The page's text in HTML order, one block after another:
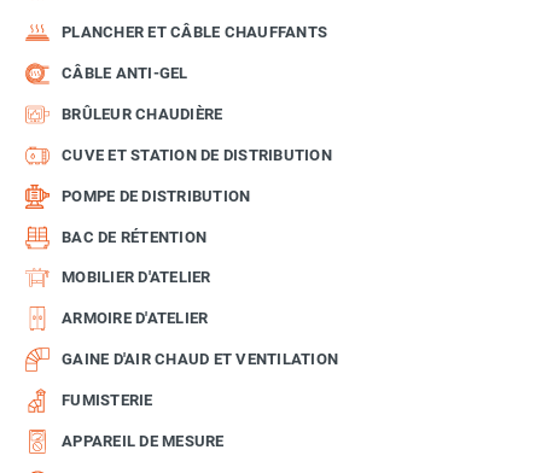
PLANCHER ET CÂBLE CHAUFFANTS
CÂBLE ANTI-GEL
BRÛLEUR CHAUDIÈRE
CUVE ET STATION DE DISTRIBUTION
POMPE DE DISTRIBUTION
BAC DE RÉTENTION
MOBILIER D'ATELIER
ARMOIRE D'ATELIER
GAINE D'AIR CHAUD ET VENTILATION
FUMISTERIE
APPAREIL DE MESURE